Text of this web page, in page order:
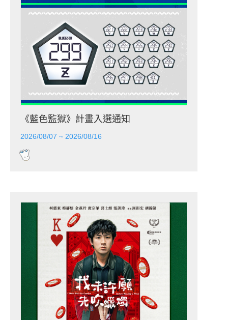
《藍色監獄》計畫入選通知
2026/08/07 ~ 2026/08/16